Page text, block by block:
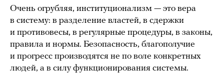
Очень огрубляя, институционализм — это вера
в систему: в разделение властей, в сдержки
и противовесы, в регулярные процедуры, в законы,
правила и нормы. Безопасность, благополучие
и прогресс производятся не по воле конкретных
людей, а в силу функционирования системы.